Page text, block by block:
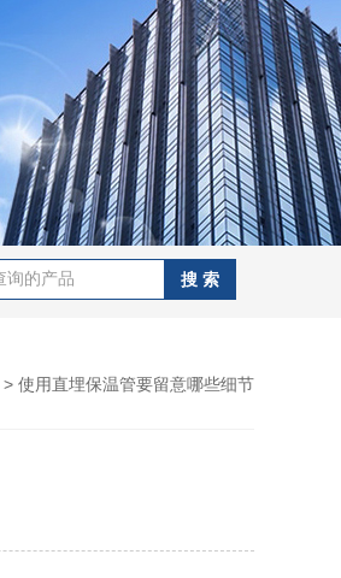
> 使用直埋保温管要留意哪些细节